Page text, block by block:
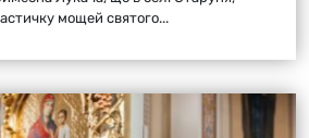
мощей святого...